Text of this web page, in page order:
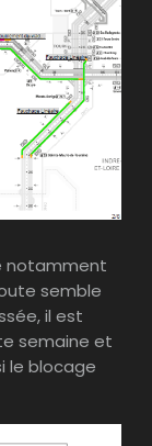
notamment
semble
il est
semaine et
le blocage